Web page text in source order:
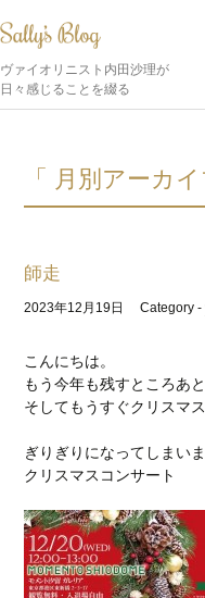
ヴァイオリニスト内田沙理が
日々感じることを綴る
「 月別アーカ
師走
2023年12月19日 Category -
こんにちは。
もう今年も残すところあ
そしてもうすぐクリスマ
ぎりぎりになってしまい
クリスマスコンサート